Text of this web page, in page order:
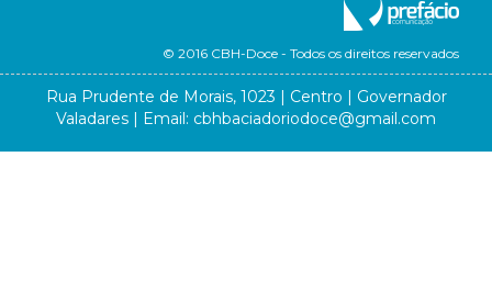
© 2016 CBH-Doce - Todos os direitos reservados
Rua Prudente de Morais, 1023 | Centro | Governador
Valadares | Email: cbhbaciadoriodoce@gmail.com